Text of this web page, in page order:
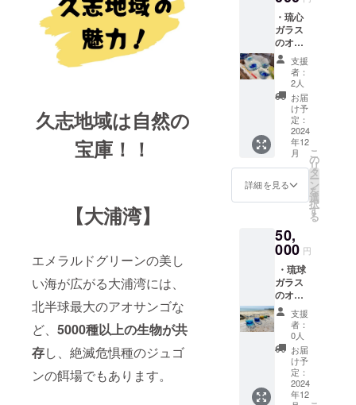
久志地域は自然の
宝庫！！
【大浦湾】
エメラルドグリーンの美し
い海が広がる大浦湾には、
北半球最大のアオサンゴな
ど、 5000種以上の生物が共
存し、絶滅危惧種のジュゴ
ンの餌場でもあります。
メール
で連絡
致しま
す。
〈店舗
の詳
細〉 沖
縄県名
護市天
仁屋
（詳細
な住所
は後日
にて共
有しま
天仁屋
〈支援
者様の
交通費
や滞在
費〉 支
援者様
の交通
費、滞
在費は
各自で
ご負担
をお願
い致し
ます。
方法〉
詳細は
メール
で連絡
致しま
す。
〈店舗
の詳
細〉 沖
縄県名
護市天
仁屋
（詳細
な住所
スつく
り体
験 3名
様分 ※
体験は
ご本人
様でな
くても
ご利用
いただ
けま
す。
〈日
時〉24
年12月
沖縄県
名護市
天仁屋
〈支援
者様の
交通費
や滞在
費〉 支
援者様
の交通
費、滞
在費は
各自で
ご負担
︎・琉心
ガラス
のオリ
ジナル
グラ
ス 2つ
〈商品
詳細〉
直径
6.5cm
高さ
8.5cm
・建設
予定の
琉球ガ
ラス工
て、 琉
球ガラ
スつく
り体
験 4名
様分 ※
体験は
ご本人
様でな
くても
ご利用
いただ
けま
す。
支援
者：
2人
お届
け予
定：
2024
年12
月
詳細を見る
こ
の
リ
タ
ー
ン
を
選
択
す
る
50,
000 円
︎ ︎・琉球
ガラス
のオリ
ジナル
グラ
ス 2つ
〈商品
詳細〉
直径
6.5cm
高さ
支援
者：
0人
お届
け予
定：
2024
年12